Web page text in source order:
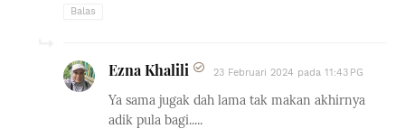
Balas
Ezna Khalili 23 Februari 2024 pada 11:43 PG
Ya sama jugak dah lama tak makan akhirnya
adik pula bagi.....